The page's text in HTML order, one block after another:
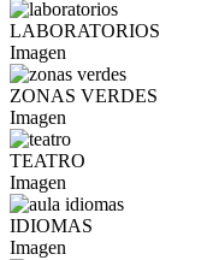
LABORATORIOS
Imagen
ZONAS VERDES
Imagen
TEATRO
Imagen
IDIOMAS
Imagen